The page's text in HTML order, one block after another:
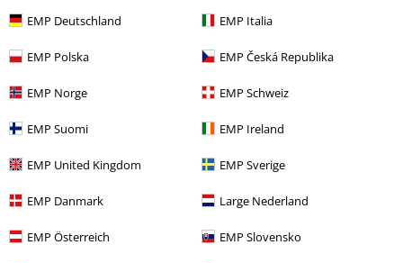
EMP Deutschland EMP Italia
EMP Polska EMP Česká Republika
EMP Norge EMP Schweiz
EMP Suomi EMP Ireland
EMP United Kingdom EMP Sverige
EMP Danmark Large Nederland
EMP Österreich EMP Slovensko
Naposledy navštívené